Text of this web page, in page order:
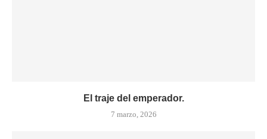
El traje del emperador.
7 marzo, 2026